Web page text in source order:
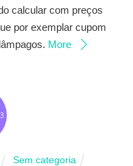
calcular com preços
por exemplar cupom
More
Sem categoria